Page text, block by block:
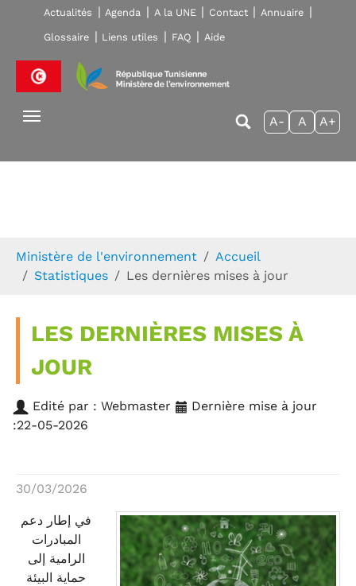
Skip to main navigation
Aller au contenu principal
Skip to page footer
Actualités Agenda A la UNE Contact Annuaire
Glossaire Liens utiles FAQ Aide
A- A A+
Ministère de l'environnement
Accueil
Statistiques
Les dernières mises à jour
LES DERNIÈRES MISES À
JOUR
Edité par : Webmaster
Dernière mise à jour
:22-05-2026
30/03/2026
في إطار دعم
المبادرات
الرامية إلى
حماية البيئة